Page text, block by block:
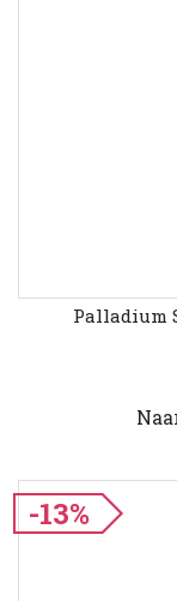
Palladium
-13%